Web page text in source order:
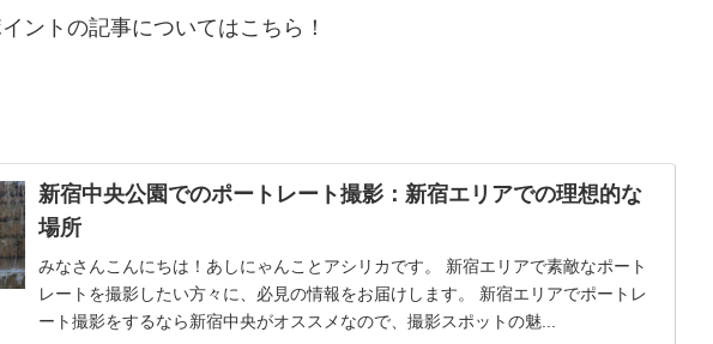
ントの記事についてはこちら！
新宿中央公園でのポートレート撮影：新宿エリアでの理想的な
場所
みなさんこんにちは！あしにゃんことアシリカです。 新宿エリアで素敵なポート
レートを撮影したい方々に、必見の情報をお届けします。 新宿エリアでポートレ
ート撮影をするなら新宿中央がオススメなので、撮影スポットの魅...